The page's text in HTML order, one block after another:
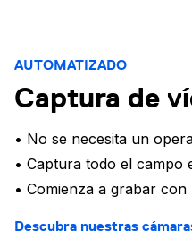
AUTOMATIZADO
Captura de
• No se necesita un
• Captura todo el campo
• Comienza a grabar
Descubra nuestras